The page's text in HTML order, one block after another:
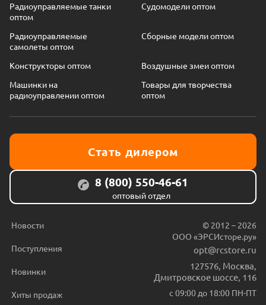
Радиоуправляемые танки
оптом
Судомодели оптом
Радиоуправляемые
самолеты оптом
Сборные модели оптом
Конструкторы оптом
Воздушные змеи оптом
Машинки на
радиоуправлении оптом
Товары для творчества
оптом
Стать дилером
8 (800) 550-46-61
оптовый отдел
Новости
Поступления
Новинки
Хиты продаж
© 2012 – 2026
ООО «ЭРСИсторе.ру»
opt@rcstore.ru
127576, Москва,
Дмитровское шоссе, 116
с 09:00 до 18:00 ПН-ПТ